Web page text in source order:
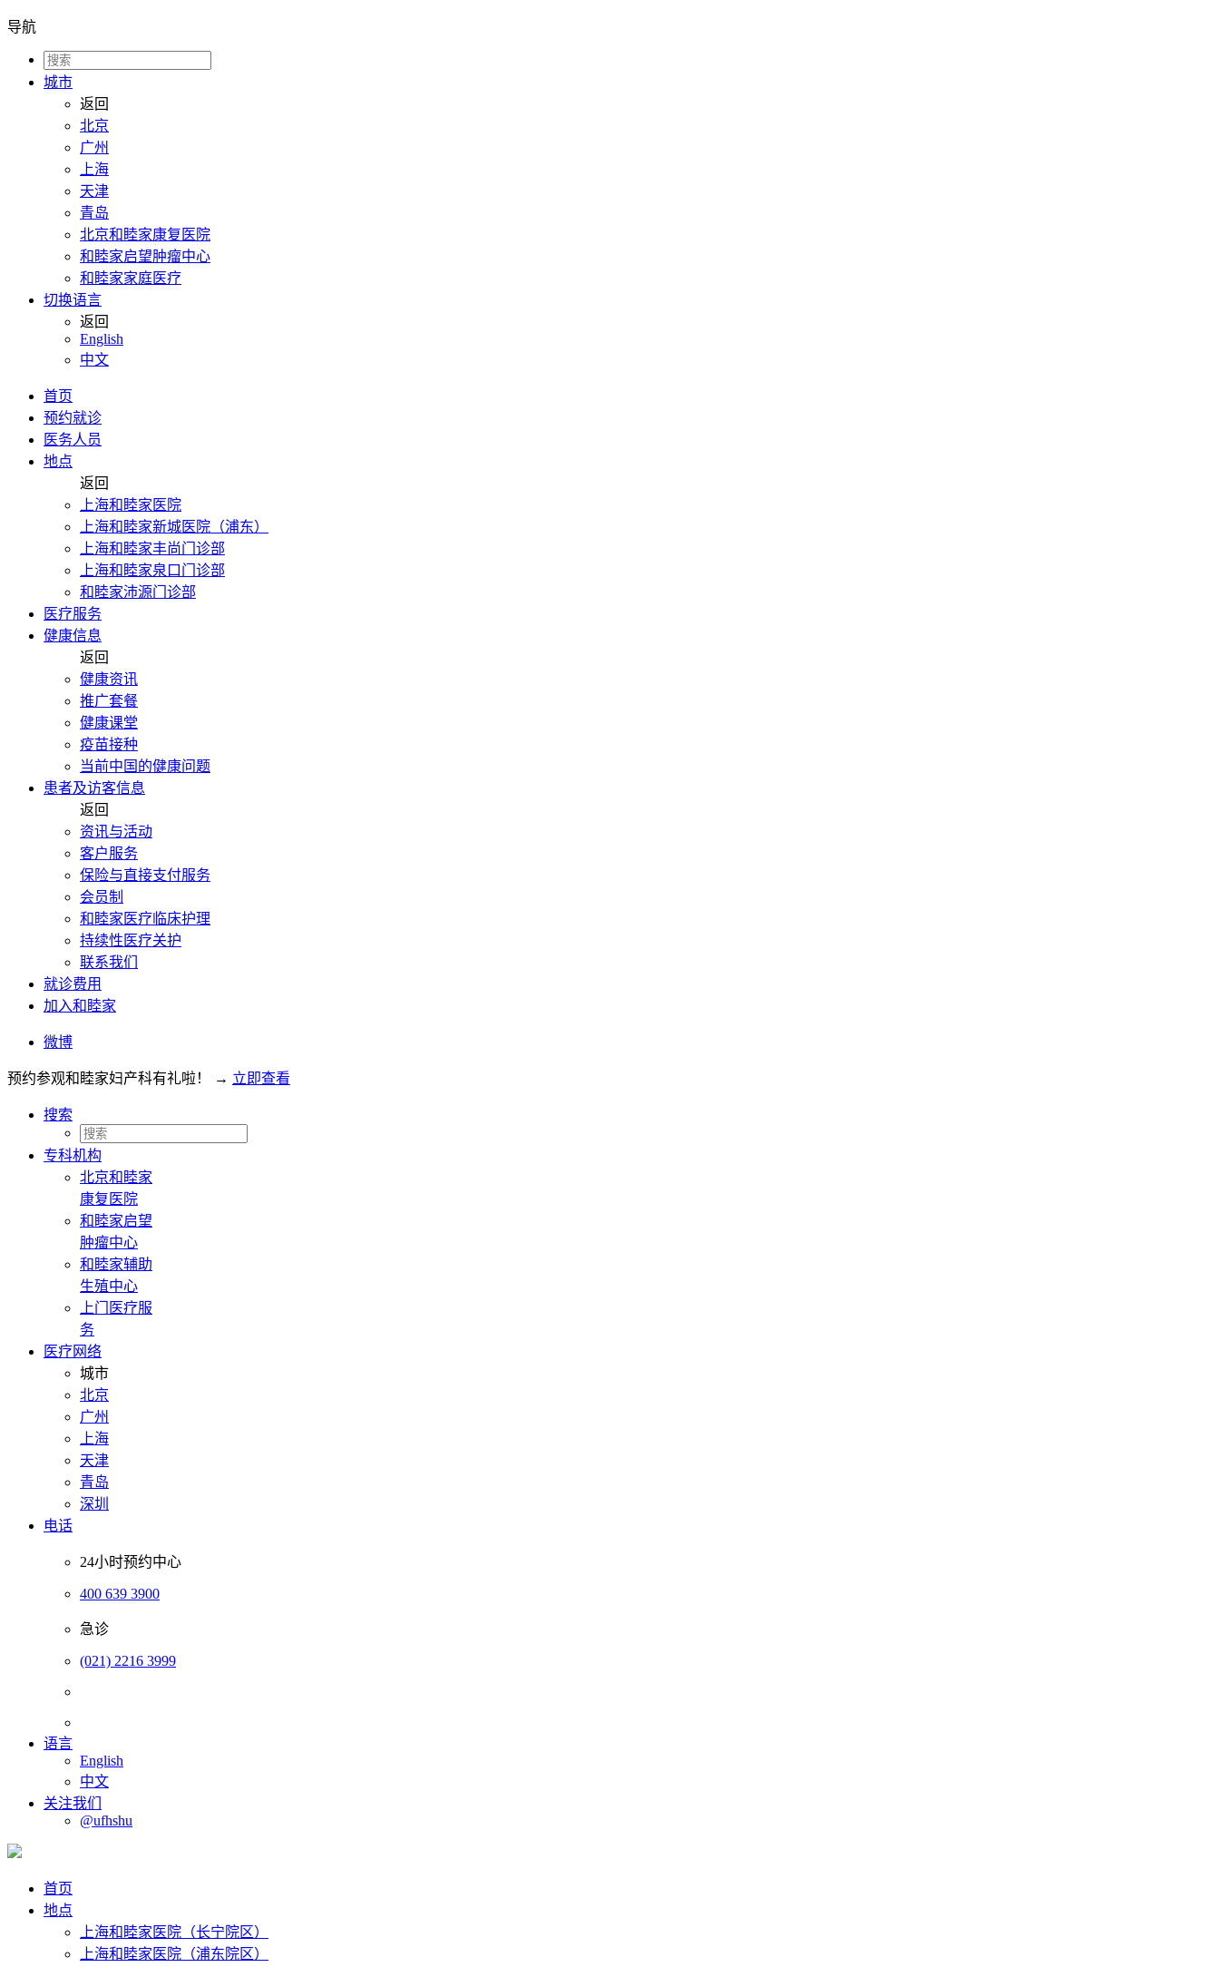
导航
城市
返回
北京
广州
上海
天津
青岛
北京和睦家康复医院
和睦家启望肿瘤中心
和睦家家庭医疗
切换语言
返回
English
中文
首页
预约就诊
医务人员
地点
返回
上海和睦家医院
上海和睦家新城医院（浦东）
上海和睦家丰尚门诊部
上海和睦家泉口门诊部
和睦家沛源门诊部
医疗服务
健康信息
返回
健康资讯
推广套餐
健康课堂
疫苗接种
当前中国的健康问题
患者及访客信息
返回
资讯与活动
客户服务
保险与直接支付服务
会员制
和睦家医疗临床护理
持续性医疗关护
联系我们
就诊费用
加入和睦家
微博
预约参观和睦家妇产科有礼啦！ → 立即查看
搜索
专科机构
北京和睦家
康复医院
和睦家启望
肿瘤中心
和睦家辅助
生殖中心
上门医疗服
务
医疗网络
城市
北京
广州
上海
天津
青岛
深圳
电话
24小时预约中心
400 639 3900
急诊
(021) 2216 3999
语言
English
中文
关注我们
@ufhshu
首页
地点
上海和睦家医院（长宁院区）
上海和睦家医院（浦东院区）